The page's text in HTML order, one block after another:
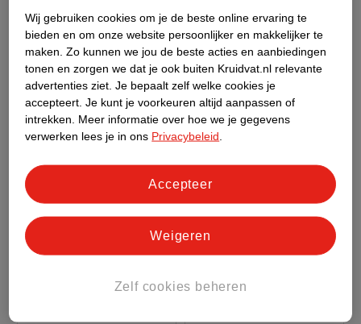
Ronde Spa's
Bestway Workout
Bestway Trampoline
Wij gebruiken cookies om je de beste online ervaring te
bieden en om onze website persoonlijker en makkelijker te
maken. Zo kunnen we jou de beste acties en aanbiedingen
tonen en zorgen we dat je ook buiten Kruidvat.nl relevante
advertenties ziet. Je bepaalt zelf welke cookies je
accepteert. Je kunt je voorkeuren altijd aanpassen of
intrekken.
Meer informatie over hoe we je gegevens
verwerken lees je in ons Privacybeleid
Zelf cookies beheren
Weigeren
Accepteer